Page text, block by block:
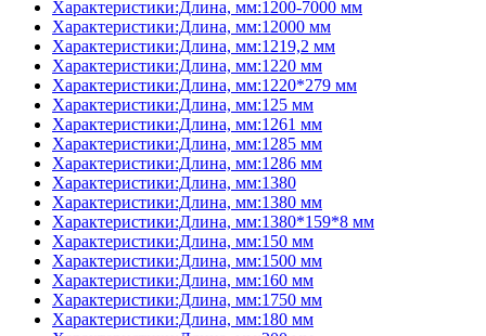
Характеристики:Длина, мм:1200-7000 мм
Характеристики:Длина, мм:12000 мм
Характеристики:Длина, мм:1219,2 мм
Характеристики:Длина, мм:1220 мм
Характеристики:Длина, мм:1220*279 мм
Характеристики:Длина, мм:125 мм
Характеристики:Длина, мм:1261 мм
Характеристики:Длина, мм:1285 мм
Характеристики:Длина, мм:1286 мм
Характеристики:Длина, мм:1380
Характеристики:Длина, мм:1380 мм
Характеристики:Длина, мм:1380*159*8 мм
Характеристики:Длина, мм:150 мм
Характеристики:Длина, мм:1500 мм
Характеристики:Длина, мм:160 мм
Характеристики:Длина, мм:1750 мм
Характеристики:Длина, мм:180 мм